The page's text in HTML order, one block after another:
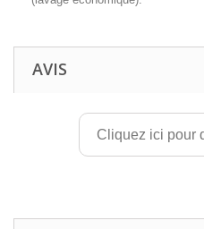
AVIS
Cliquez ici pour